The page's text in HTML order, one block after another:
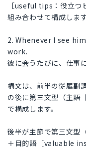
［useful tips：役立
組み合わせて構成します
2. Whenever I see
work.
彼に会うたびに、仕事
構文は、前半の従属副
の後に第三文型（主語
で構成します。
後半が主節で第三文型
＋目的語［valuable